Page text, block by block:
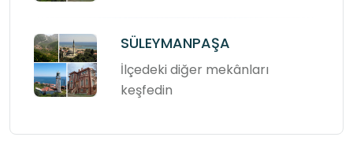
SÜLEYMANPAŞA
İlçedeki diğer mekânları
keşfedin